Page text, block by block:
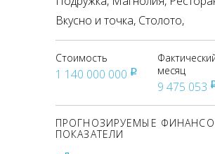
Вкусно и точка, Столото,
Стоимость
1 140 000 000 pуб
месяц
9 475 053
ПРОГНОЗИРУЕМЫЕ
ПОКАЗАТЕЛИ